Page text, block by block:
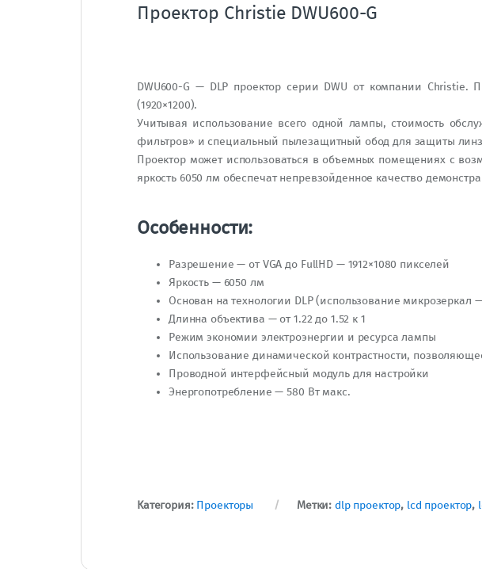
Проектор Christie DWU600-G
DWU600-G — DLP проектор серии DWU от компании Christie.
(1920×1200).
Учитывая использование всего одной лампы, стоимость
фильтров» и специальный пылезащитный обод для защиты
Проектор может использоваться в объемных помещениях с
яркость 6050 лм обеспечат непревзойденное качество
Особенности:
Разрешение — от VGA до FullHD — 1912×1080 пикселей
Яркость — 6050 лм
Основан на технологии DLP (использование
Длинна объектива — от 1.22 до 1.52 к 1
Режим экономии электроэнергии и ресурса лампы
Использование динамической контрастности,
Проводной интерфейсный модуль для настройки
Энергопотребление — 580 Вт макс.
Категория: Проекторы Метки: dlp проектор, lcd проектор,